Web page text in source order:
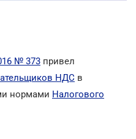
№ 373 привел
НДС в
нормами Налогового